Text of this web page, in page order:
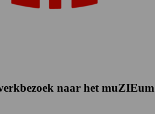
naar het muZIEum